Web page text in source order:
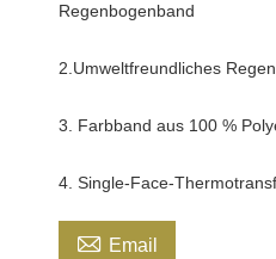
Regenbogenband
2.Umweltfreundliches
3. Farbband aus 100 %
4. Single-Face-
 Email